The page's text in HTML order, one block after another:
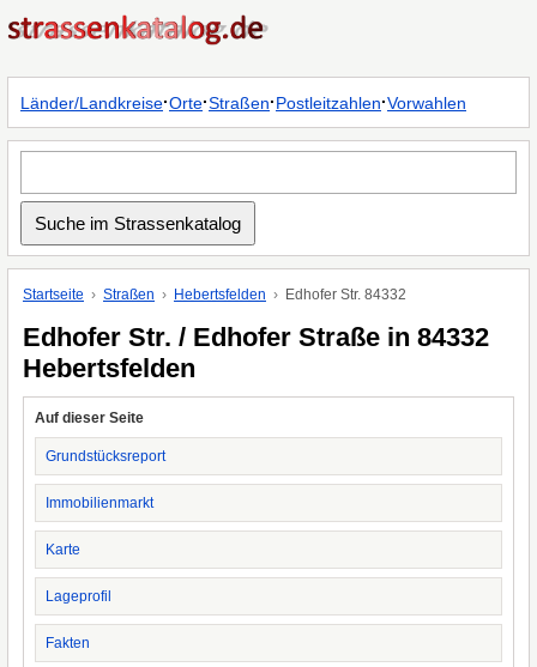
Länder/Landkreise·Orte·Straßen·Postleitzahlen·Vorwahlen
Startseite Straßen Hebertsfelden Edhofer Str. 84332
Edhofer Str. / Edhofer Straße in 84332
Hebertsfelden
Auf dieser Seite
Grundstücksreport
Immobilienmarkt
Karte
Lageprofil
Fakten